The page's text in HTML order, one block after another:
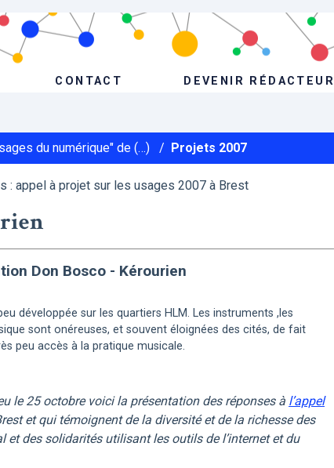
CONTACT DEVENIR RÉDACTEUR
du numérique" de (…) / Projets 2007
: appel à projet sur les usages 2007 à Brest
Don Bosco - Kérourien
développée sur les quartiers HLM. Les instruments ,les
sont onéreuses, et souvent éloignées des cités, de fait
peu accès à la pratique musicale.
le 25 octobre voici la présentation des réponses à l’appel
et qui témoignent de la diversité et de la richesse des
et des solidarités utilisant les outils de l’internet et du